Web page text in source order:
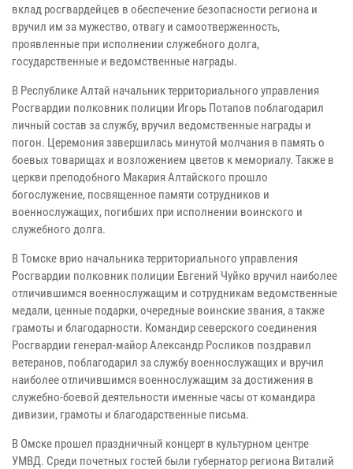
вклад росгвардейцев в обеспечение безопасности региона и
вручил им за мужество, отвагу и самоотверженность,
проявленные при исполнении служебного долга,
государственные и ведомственные награды.
В Республике Алтай начальник территориального управления
Росгвардии полковник полиции Игорь Потапов поблагодарил
личный состав за службу, вручил ведомственные награды и
погон. Церемония завершилась минутой молчания в память о
боевых товарищах и возложением цветов к мемориалу. Также в
церкви преподобного Макария Алтайского прошло
богослужение, посвященное памяти сотрудников и
военнослужащих, погибших при исполнении воинского и
служебного долга.
В Томске врио начальника территориального управления
Росгвардии полковник полиции Евгений Чуйко вручил наиболее
отличившимся военнослужащим и сотрудникам ведомственные
медали, ценные подарки, очередные воинские звания, а также
грамоты и благодарности. Командир северского соединения
Росгвардии генерал-майор Александр Росликов поздравил
ветеранов, поблагодарил за службу военнослужащих и вручил
наиболее отличившимся военнослужащим за достижения в
служебно-боевой деятельности именные часы от командира
дивизии, грамоты и благодарственные письма.
В Омске прошел праздничный концерт в культурном центре
УМВД. Среди почетных гостей были губернатор региона Виталий